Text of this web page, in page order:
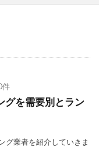
件
グを需要別とラン
グ業者を紹介していきま